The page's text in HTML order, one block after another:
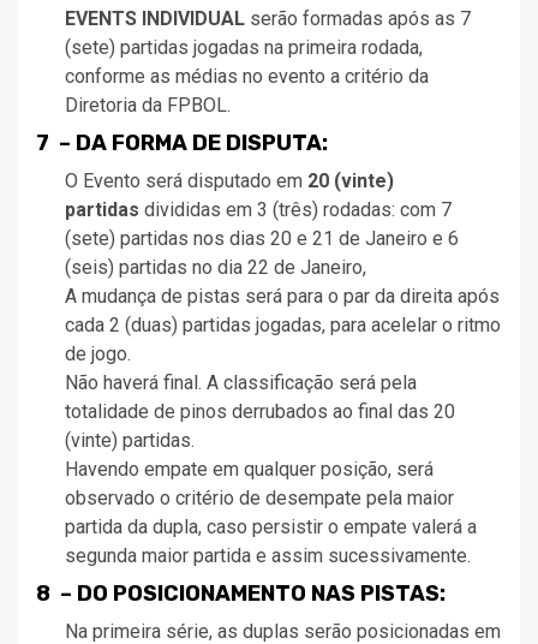
EVENTS INDIVIDUAL serão formadas após as 7
(sete) partidas jogadas na primeira rodada,
conforme as médias no evento a critério da
Diretoria da FPBOL.
7 – DA FORMA DE DISPUTA:
O Evento será disputado em 20 (vinte)
partidas divididas em 3 (três) rodadas: com 7
(sete) partidas nos dias 20 e 21 de Janeiro e 6
(seis) partidas no dia 22 de Janeiro,
A mudança de pistas será para o par da direita após
cada 2 (duas) partidas jogadas, para acelelar o ritmo
de jogo.
Não haverá final. A classificação será pela
totalidade de pinos derrubados ao final das 20
(vinte) partidas.
Havendo empate em qualquer posição, será
observado o critério de desempate pela maior
partida da dupla, caso persistir o empate valerá a
segunda maior partida e assim sucessivamente.
8 – DO POSICIONAMENTO NAS PISTAS:
Na primeira série, as duplas serão posicionadas em